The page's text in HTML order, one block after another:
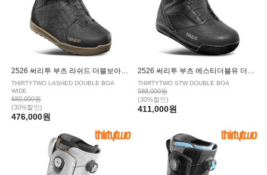
2526 써리투 부츠 라쉬드 더블보아 와이드 BLACK GUM
THIRTYTWO LASHED DOUBLE BOA
WIDE
680,000원
(30%할인)
476,000원
2526 써리투 부츠 에스티더블유 더블보아 BLACK
THIRTYTWO STW DOUBLE BOA
588,000원
(30%할인)
411,000원